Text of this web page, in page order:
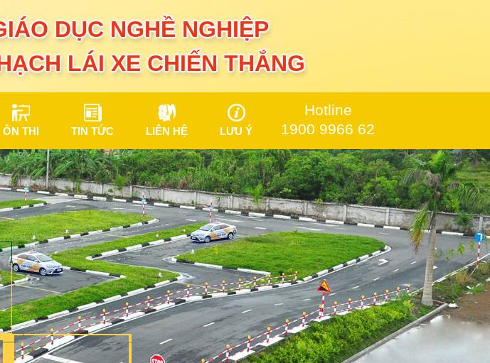
DỤC NGHỀ NGHIỆP
LÁI XE CHIẾN THẮNG
ÔN THI TIN TỨC LIÊN HỆ LƯU Ý
Hotline
1900 9966 62